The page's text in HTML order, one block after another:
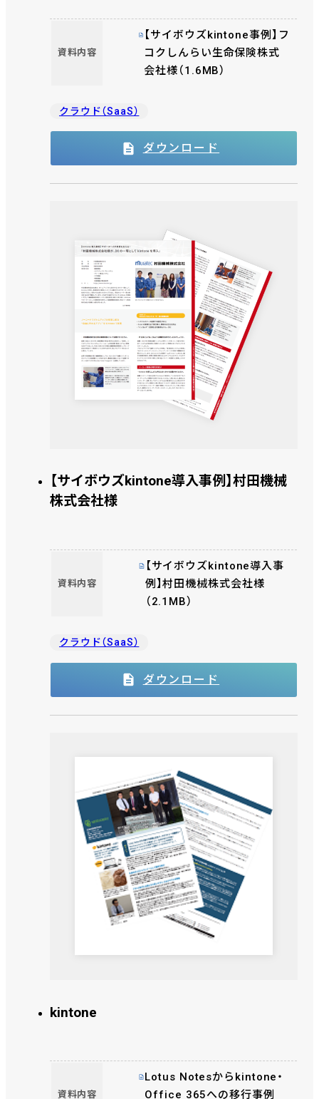
資料内容
【サイボウズkintone事例】フ
コクしんらい生命保険株式
会社様（1.6MB）
クラウド（SaaS）
ダウンロード
【サイボウズkintone導入事例】村田機械
株式会社様
資料内容
【サイボウズkintone導入事
例】村田機械株式会社様
（2.1MB）
クラウド（SaaS）
ダウンロード
kintone
資料内容
Lotus Notesからkintone・
Office 365への移行事例